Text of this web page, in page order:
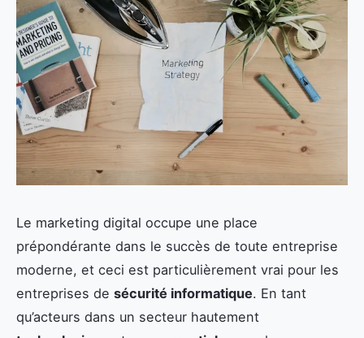
Le marketing digital occupe une place
prépondérante dans le succès de toute entreprise
moderne, et ceci est particulièrement vrai pour les
entreprises de sécurité informatique. En tant
qu’acteurs dans un secteur hautement